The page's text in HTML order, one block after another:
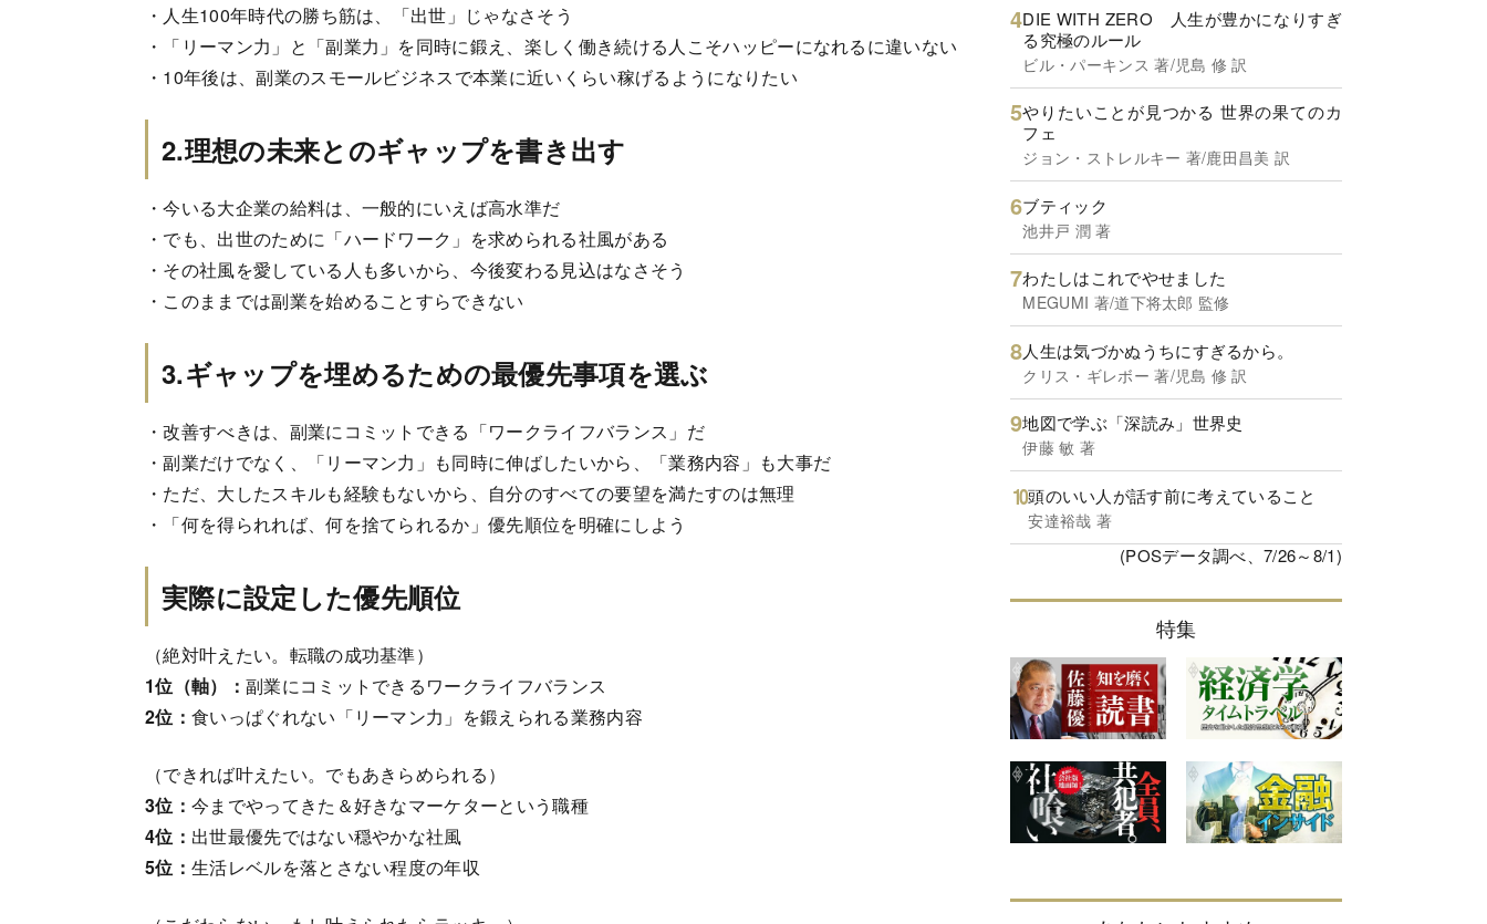
・人生100年時代の勝ち筋は、「出世」じゃなさそう
・「リーマン力」と「副業力」を同時に鍛え、楽しく働き続ける人こそハッピーになれるに違いない
・10年後は、副業のスモールビジネスで本業に近いくらい稼げるようになりたい
2.理想の未来とのギャップを書き出す
・今いる大企業の給料は、一般的にいえば高水準だ
・でも、出世のために「ハードワーク」を求められる社風がある
・その社風を愛している人も多いから、今後変わる見込はなさそう
・このままでは副業を始めることすらできない
3.ギャップを埋めるための最優先事項を選ぶ
・改善すべきは、副業にコミットできる「ワークライフバランス」だ
・副業だけでなく、「リーマン力」も同時に伸ばしたいから、「業務内容」も大事だ
・ただ、大したスキルも経験もないから、自分のすべての要望を満たすのは無理
・「何を得られれば、何を捨てられるか」優先順位を明確にしよう
実際に設定した優先順位
（絶対叶えたい。転職の成功基準）
1位（軸）： 副業にコミットできるワークライフバランス
2位： 食いっぱぐれない「リーマン力」を鍛えられる業務内容
（できれば叶えたい。でもあきらめられる）
3位： 今までやってきた＆好きなマーケターという職種
4位： 出世最優先ではない穏やかな社風
5位： 生活レベルを落とさない程度の年収
DIE WITH ZERO 人生が豊かになりすぎ
る究極のルール
ビル・パーキンス 著/児島 修 訳
やりたいことが見つかる 世界の果てのカ
フェ
ジョン・ストレルキー 著/鹿田昌美 訳
ブティック
池井戸 潤 著
わたしはこれでやせました
MEGUMI 著/道下将太郎 監修
人生は気づかぬうちにすぎるから。
クリス・ギレボー 著/児島 修 訳
地図で学ぶ「深読み」世界史
伊藤 敏 著
頭のいい人が話す前に考えていること
安達裕哉 著
(POSデータ調べ、7/26～8/1)
特集